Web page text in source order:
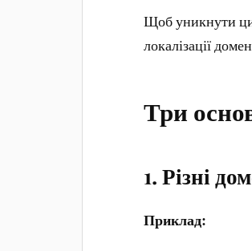
Щоб уникнути
локалізації
Три
1. Різні
Приклад: